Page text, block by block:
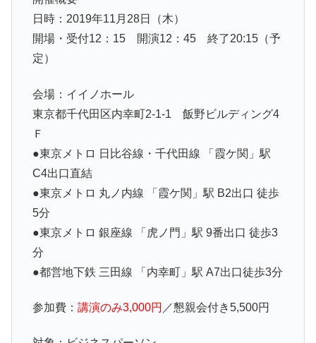
日時：2019年11月28日（木）
開場・受付12：15 開演12：45 終了20:15（予
定）
会場：イイノホール
東京都千代田区内幸町2-1-1 飯野ビルディング4
Ｆ
●東京メトロ 日比谷線・千代田線 「霞ケ関」駅
C4出口直結
●東京メトロ 丸ノ内線 「霞ケ関」駅 B2出口 徒歩
5分
●東京メトロ 銀座線 「虎ノ門」駅 9番出口 徒歩3
分
●都営地下鉄 三田線 「内幸町」駅 A7出口徒歩3分
参加費： 講演のみ3,000円 ／懇親会付き5,500円